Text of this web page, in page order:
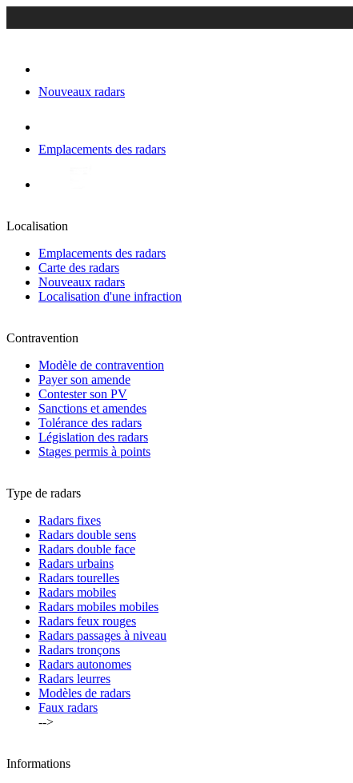
Nouveaux radars
Emplacements des radars
Localisation
Emplacements des radars
Carte des radars
Nouveaux radars
Localisation d'une infraction
Contravention
Modèle de contravention
Payer son amende
Contester son PV
Sanctions et amendes
Tolérance des radars
Législation des radars
Stages permis à points
Type de radars
Radars fixes
Radars double sens
Radars double face
Radars urbains
Radars tourelles
Radars mobiles
Radars mobiles mobiles
Radars feux rouges
Radars passages à niveau
Radars tronçons
Radars autonomes
Radars leurres
Modèles de radars
Faux radars
-->
Informations